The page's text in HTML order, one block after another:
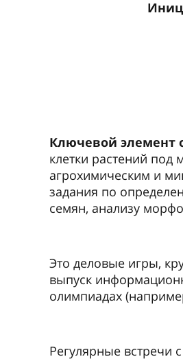
Ключевой элемент
клетки растений под
агрохимическим и
задания по
семян, анализу
Это деловые игры,
выпуск
олимпиадах
Регулярные встречи